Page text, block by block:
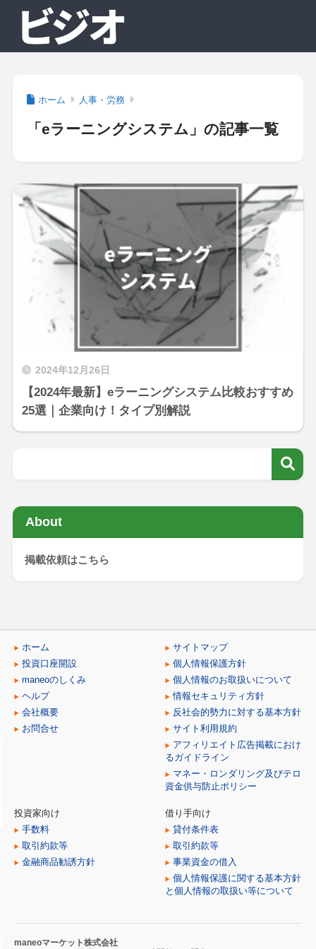
ホーム 人事・労務
「eラーニングシステム」の記事一覧
2024年12月26日
【2024年最新】eラーニングシステム比較おすすめ
25選｜企業向け！タイプ別解説
About
掲載依頼はこちら
ホーム
投資口座開設
maneoのしくみ
ヘルプ
会社概要
お問合せ
サイトマップ
個人情報保護方針
個人情報のお取扱いについて
情報セキュリティ方針
反社会的勢力に対する基本方針
サイト利用規約
アフィリエイト広告掲載におけ
るガイドライン
マネー・ロンダリング及びテロ
資金供与防止ポリシー
投資家向け
手数料
取引約款等
金融商品勧誘方針
借り手向け
貸付条件表
取引約款等
事業資金の借入
個人情報保護に関する基本方針
と個人情報の取扱い等について
maneoマーケット株式会社